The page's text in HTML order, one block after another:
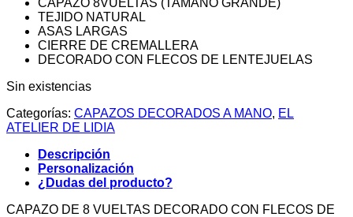
CAPAZO 8VUELTAS (TAMAÑO GRANDE)
TEJIDO NATURAL
ASAS LARGAS
CIERRE DE CREMALLERA
DECORADO CON FLECOS DE LENTEJUELAS
Sin existencias
Categorías: CAPAZOS DECORADOS A MANO, EL
ATELIER DE LIDIA
Descripción
Personalización
¿Dudas del producto?
CAPAZO DE 8 VUELTAS DECORADO CON FLECOS DE